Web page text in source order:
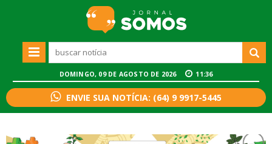
DOMINGO, 09 DE AGOSTO DE 2026 11:36
ENVIE SUA NOTÍCIA: (64) 9 9917-5445